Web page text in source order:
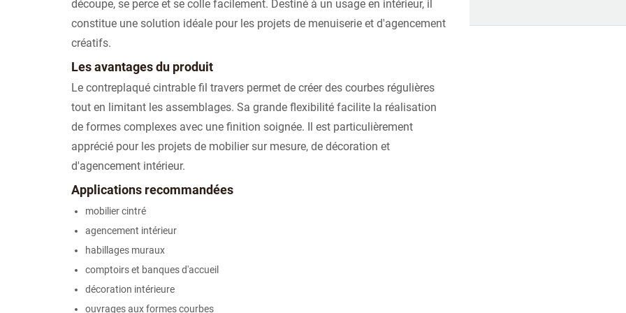
découpe, se perce et se colle facilement. Destiné à un usage en intérieur, il
constitue une solution idéale pour les projets de menuiserie et d'agencement
créatifs.
Les avantages du produit
Le contreplaqué cintrable fil travers permet de créer des courbes régulières
tout en limitant les assemblages. Sa grande flexibilité facilite la réalisation
de formes complexes avec une finition soignée. Il est particulièrement
apprécié pour les projets de mobilier sur mesure, de décoration et
d'agencement intérieur.
Applications recommandées
mobilier cintré
agencement intérieur
habillages muraux
comptoirs et banques d'accueil
décoration intérieure
ouvrages aux formes courbes